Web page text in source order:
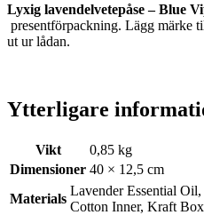
Lyxig lavendelvetepåse – Blue
presentförpackning. Lägg märke
ut ur lådan.
Ytterligare
Vikt
0,85 kg
Dimensioner 40 × 12,5 cm
Materials
Lavender Essential
Cotton Inner, Kraft Box